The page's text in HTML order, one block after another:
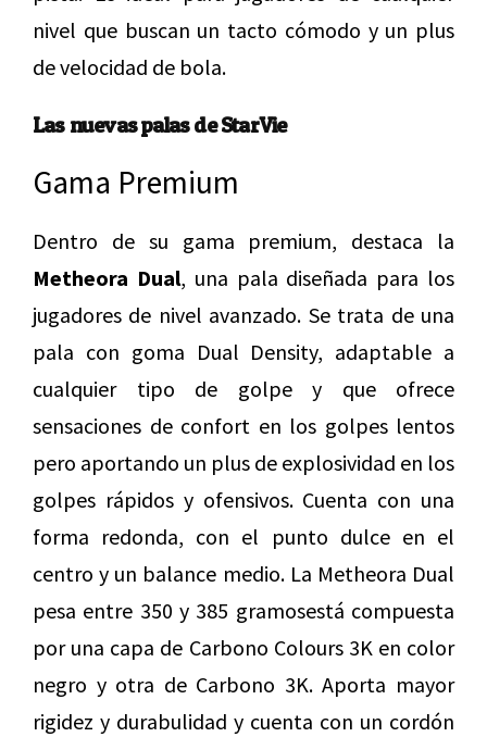
nivel que buscan un tacto cómodo y un plus
de velocidad de bola.
Las nuevas palas de StarVie
Gama Premium
Dentro de su gama premium, destaca la
Metheora Dual, una pala diseñada para los
jugadores de nivel avanzado. Se trata de una
pala con goma Dual Density, adaptable a
cualquier tipo de golpe y que ofrece
sensaciones de confort en los golpes lentos
pero aportando un plus de explosividad en los
golpes rápidos y ofensivos. Cuenta con una
forma redonda, con el punto dulce en el
centro y un balance medio. La Metheora Dual
pesa entre 350 y 385 gramosestá compuesta
por una capa de Carbono Colours 3K en color
negro y otra de Carbono 3K. Aporta mayor
rigidez y durabulidad y cuenta con un cordón